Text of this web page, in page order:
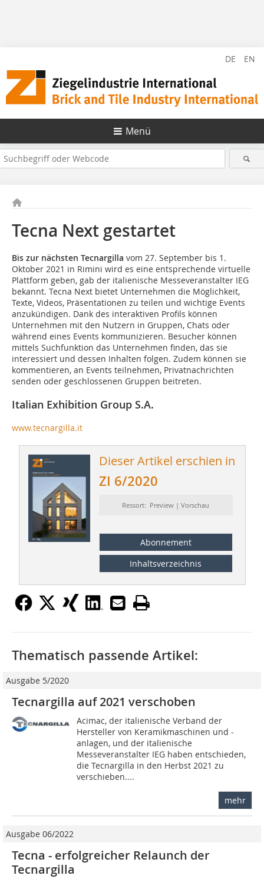
DE EN
Menü
Tecna Next gestartet
Bis zur nächsten Tecnargilla vom 27. September bis 1.
Oktober 2021 in Rimini wird es eine entsprechende virtuelle
Plattform geben, gab der italienische Messeveranstalter IEG
bekannt. Tecna Next bietet Unternehmen die Möglichkeit,
Texte, Videos, Präsentationen zu teilen und wichtige Events
anzukündigen. Dank des interaktiven Profils können
Unternehmen mit den Nutzern in Gruppen, Chats oder
während eines Events kommunizieren. Besucher können
mittels Suchfunktion das Unternehmen finden, das sie
interessiert und dessen Inhalten folgen. Zudem können sie
kommentieren, an Events teilnehmen, Privatnachrichten
senden oder geschlossenen Gruppen beitreten.
Italian Exhibition Group S.A.
www.tecnargilla.it
Dieser Artikel erschien in
ZI 6/2020
Ressort: Preview | Vorschau
Abonnement
Inhaltsverzeichnis
Thematisch passende Artikel:
Ausgabe 5/2020
Tecnargilla auf 2021 verschoben
Acimac, der italienische Verband der
Hersteller von Keramikmaschinen und -
anlagen, und der italienische
Messeveranstalter IEG haben entschieden,
die Tecnargilla in den Herbst 2021 zu
verschieben....
mehr
Ausgabe 06/2022
Tecna - erfolgreicher Relaunch der
Tecnargilla